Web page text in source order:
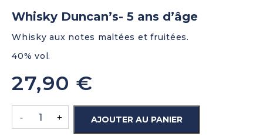
Whisky Duncan’s- 5 ans d’âge
Whisky aux notes maltées et fruitées.
40% vol.
27,90 €
- + AJOUTER AU PANIER